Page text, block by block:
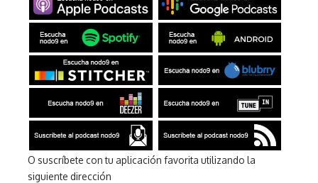
O suscríbete con tu aplicación favorita utilizando la
siguiente dirección